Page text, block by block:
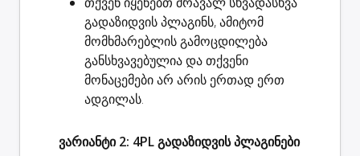
გადაზიდვის პლაგინს, ამიტომ
მომხმარებლის გამოცდილება
განსხვავებულია და თქვენი
მონაცემები არ არის ერთად ერთ
ადგილას.
ვარიანტი 2: 4PL გადაზიდვის პლაგინები